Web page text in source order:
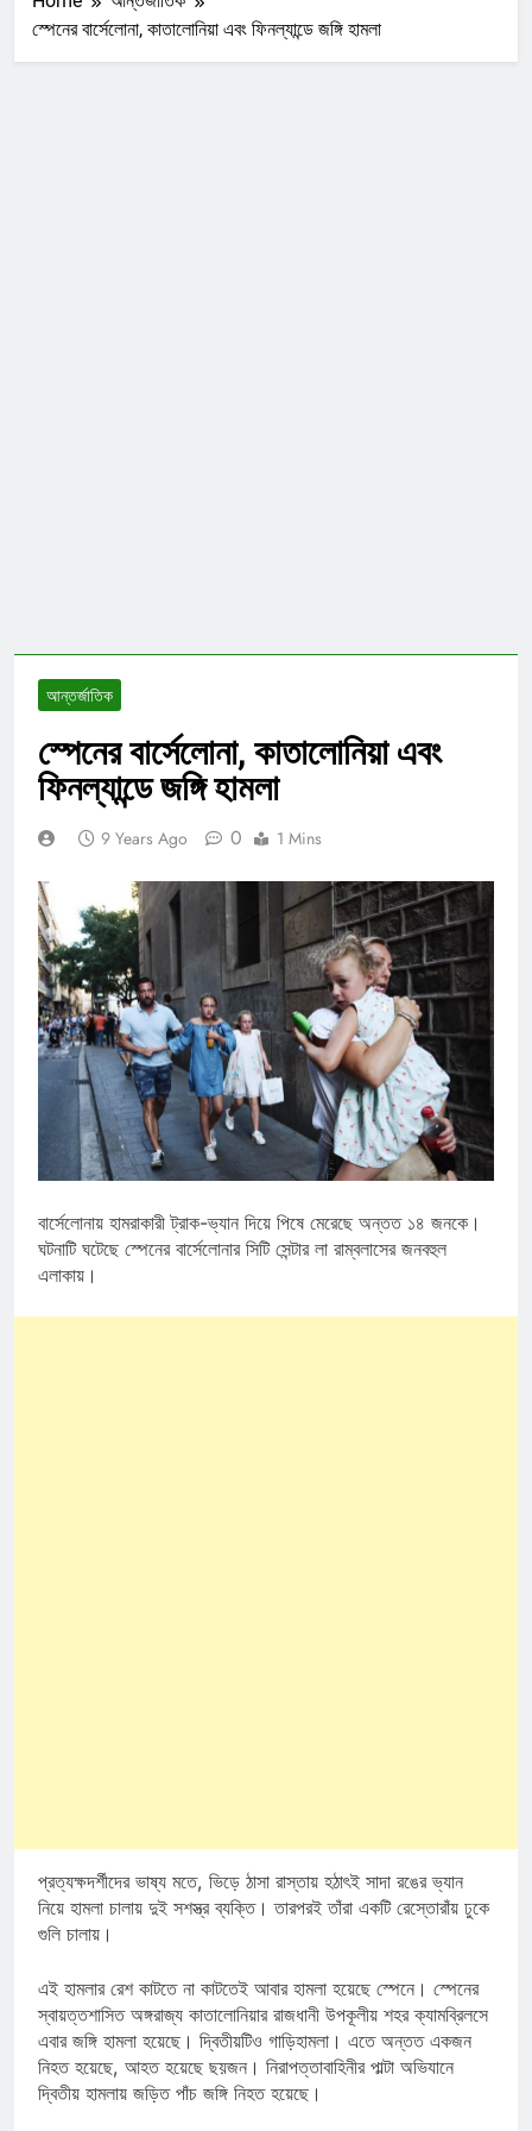
স্পেনের বার্সেলোনা, কাতালোনিয়া এবং ফিনল্যান্ডে জঙ্গি হামলা
আন্তর্জাতিক
স্পেনের বার্সেলোনা, কাতালোনিয়া এবং
ফিনল্যান্ডে জঙ্গি হামলা
9 Years Ago 0 1 Mins
বার্সেলোনায় হামরাকারী ট্রাক-ভ্যান দিয়ে পিষে মেরেছে অন্তত ১৪ জনকে।
ঘটনাটি ঘটেছে স্পেনের বার্সেলোনার সিটি সেন্টার লা রাম্বলাসের জনবহুল
এলাকায়।
প্রত্যক্ষদর্শীদের ভাষ্য মতে, ভিড়ে ঠাসা রাস্তায় হঠাৎই সাদা রঙের ভ্যান
নিয়ে হামলা চালায় দুই সশস্ত্র ব্যক্তি। তারপরই তাঁরা একটি রেস্তোরাঁয় ঢুকে
গুলি চালায়।
এই হামলার রেশ কাটতে না কাটতেই আবার হামলা হয়েছে স্পেনে। স্পেনের
স্বায়ত্তশাসিত অঙ্গরাজ্য কাতালোনিয়ার রাজধানী উপকূলীয় শহর ক্যামব্রিলসে
এবার জঙ্গি হামলা হয়েছে। দ্বিতীয়টিও গাড়িহামলা। এতে অন্তত একজন
নিহত হয়েছে, আহত হয়েছে ছয়জন। নিরাপত্তাবাহিনীর পাল্টা অভিযানে
দ্বিতীয় হামলায় জড়িত পাঁচ জঙ্গি নিহত হয়েছে।